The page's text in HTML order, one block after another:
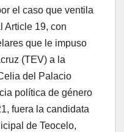
el caso que ventila
Article 19, con
que le impuso
(TEV) a la
del Palacio
política de género
fuera la candidata
de Teocelo,